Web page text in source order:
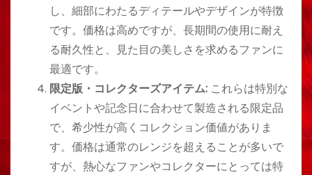
し、細部にわたるディテールやデザインが特徴
です。価格は高めですが、長期間の使用に耐え
る耐久性と、見た目の美しさを求めるファンに
最適です。
限定版・コレクターズアイテム: これらは特別な
イベントや記念日に合わせて製造される限定品
で、希少性が高くコレクション価値がありま
す。価格は通常のレンジを超えることが多いで
すが、熱心なファンやコレクターにとっては特